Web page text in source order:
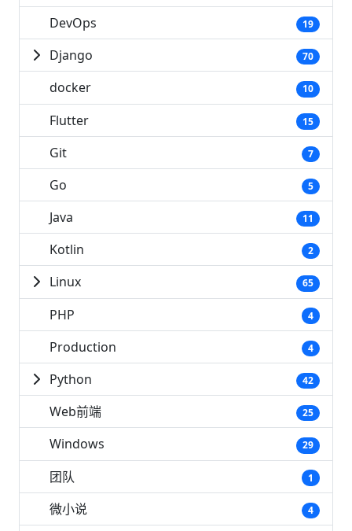
DevOps 19
Django 70
docker 10
Flutter 15
Git 7
Go 5
Java 11
Kotlin 2
Linux 65
PHP 4
Production 4
Python 42
Web前端 25
Windows 29
团队 1
微小说 4